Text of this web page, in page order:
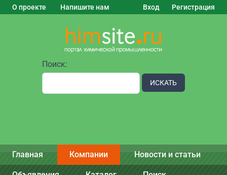
О проекте Напишите нам Вход Регистрация
Поиск:
ИСКАТЬ
Главная Компании Новости и статьи